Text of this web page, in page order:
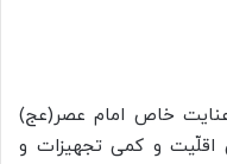
خاص امام عصر(عج)
اقلّیت و کمی تجهیزات و